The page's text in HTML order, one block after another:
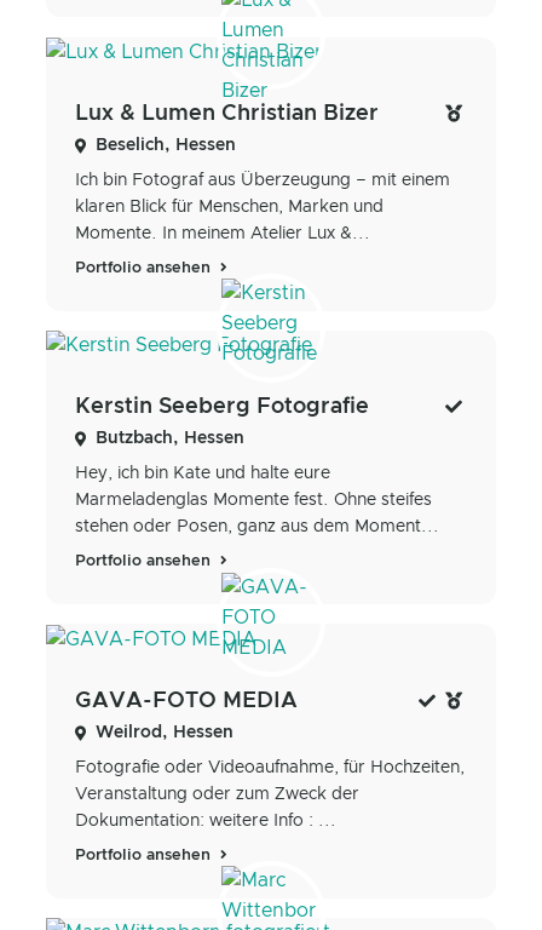
Lux & Lumen Christian Bizer
Beselich, Hessen
Ich bin Fotograf aus Überzeugung – mit einem
klaren Blick für Menschen, Marken und
Momente. In meinem Atelier Lux &...
Portfolio ansehen
Kerstin Seeberg Fotografie
Butzbach, Hessen
Hey, ich bin Kate und halte eure
Marmeladenglas Momente fest. Ohne steifes
stehen oder Posen, ganz aus dem Moment...
Portfolio ansehen
GAVA-FOTO MEDIA
Weilrod, Hessen
Fotografie oder Videoaufnahme, für Hochzeiten,
Veranstaltung oder zum Zweck der
Dokumentation: weitere Info : ...
Portfolio ansehen